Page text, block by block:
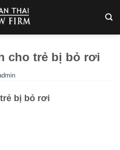
cho trẻ bị bỏ rơi
bị bỏ rơi